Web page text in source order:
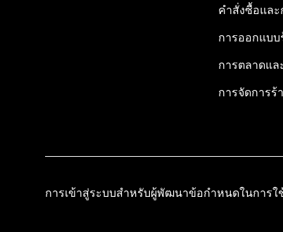
คำสั่งซื้อและ
การออกแบบ
การตลาดแ
การจัดการร้
การเข้าสู่ระบบสำหรับผู้พัฒนาข้อกำหนดในการใ